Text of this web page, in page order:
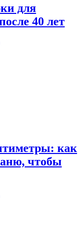
для
40 лет
как
чтобы